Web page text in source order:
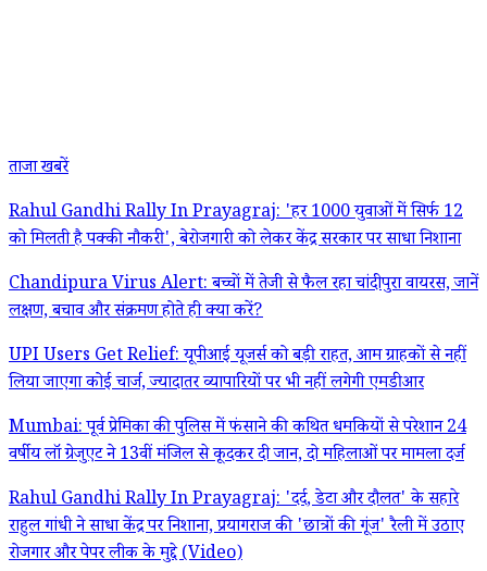
ताजा खबरें
Rahul Gandhi Rally In Prayagraj: 'हर 1000 युवाओं में सिर्फ 12
को मिलती है पक्की नौकरी', बेरोजगारी को लेकर केंद्र सरकार पर साधा निशाना
Chandipura Virus Alert: बच्चों में तेजी से फैल रहा चांदीपुरा वायरस, जानें
लक्षण, बचाव और संक्रमण होते ही क्या करें?
UPI Users Get Relief: यूपीआई यूजर्स को बड़ी राहत, आम ग्राहकों से नहीं
लिया जाएगा कोई चार्ज, ज्यादातर व्यापारियों पर भी नहीं लगेगी एमडीआर
Mumbai: पूर्व प्रेमिका की पुलिस में फंसाने की कथित धमकियों से परेशान 24
वर्षीय लॉ ग्रेजुएट ने 13वीं मंजिल से कूदकर दी जान, दो महिलाओं पर मामला दर्ज
Rahul Gandhi Rally In Prayagraj: 'दर्द, डेटा और दौलत' के सहारे
राहुल गांधी ने साधा केंद्र पर निशाना, प्रयागराज की 'छात्रों की गूंज' रैली में उठाए
रोजगार और पेपर लीक के मुद्दे (Video)